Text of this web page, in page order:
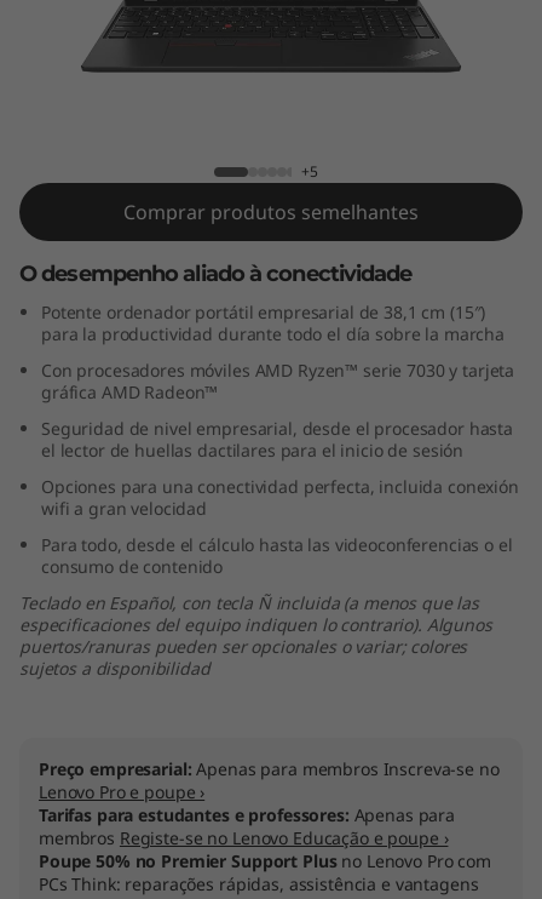
A
D
+5
Comprar produtos semelhantes
O desempenho aliado à conectividade
Potente ordenador portátil empresarial de 38,1 cm (15″)
para la productividad durante todo el día sobre la marcha
Con procesadores móviles AMD Ryzen™ serie 7030 y tarjeta
gráfica AMD Radeon™
Seguridad de nivel empresarial, desde el procesador hasta
el lector de huellas dactilares para el inicio de sesión
Opciones para una conectividad perfecta, incluida conexión
wifi a gran velocidad
Para todo, desde el cálculo hasta las videoconferencias o el
consumo de contenido
Teclado en Español, con tecla Ñ incluida (a menos que las
especificaciones del equipo indiquen lo contrario). Algunos
puertos/ranuras pueden ser opcionales o variar; colores
sujetos a disponibilidad
Preço empresarial:Apenas para membros Inscreva-se no
Lenovo Pro e poupe ›
Tarifas para estudantes e professores: Apenas para
membros Registe-se no Lenovo Educação e poupe ›
Poupe 50% no Premier Support Plusno Lenovo Pro com
PCs Think: reparações rápidas, assistência e vantagens